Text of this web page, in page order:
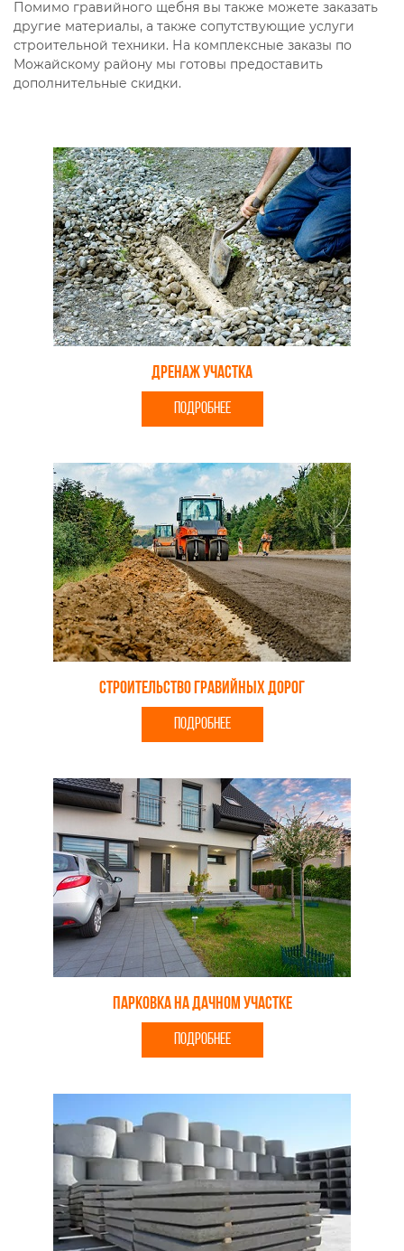
Помимо гравийного щебня вы также можете заказать
другие материалы, а также сопутствующие услуги
строительной техники. На комплексные заказы по
Можайскому району мы готовы предоставить
дополнительные скидки.
Дренаж участка
ПОДРОБНЕЕ
Строительство гравийных дорог
ПОДРОБНЕЕ
Парковка на дачном участке
ПОДРОБНЕЕ